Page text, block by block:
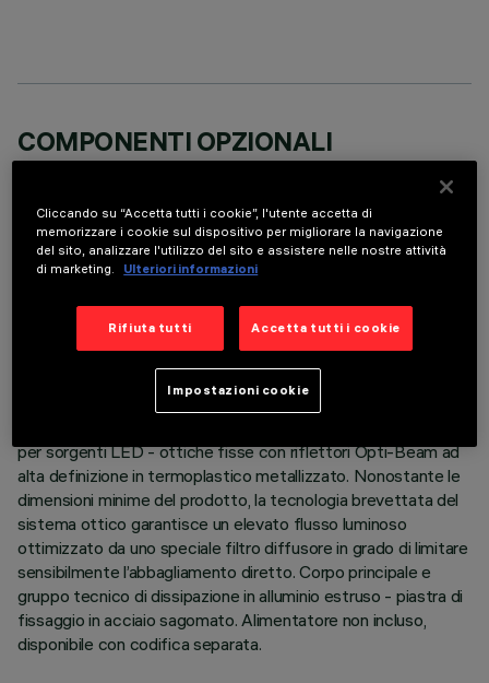
COMPONENTI OPZIONALI
DATI TECNICI
ULTIMO AGGIORNAMENTO: 05/08/2026
per sorgenti LED - ottiche fisse con riflettori Opti-Beam ad
alta definizione in termoplastico metallizzato. Nonostante le
dimensioni minime del prodotto, la tecnologia brevettata del
sistema ottico garantisce un elevato flusso luminoso
ottimizzato da uno speciale filtro diffusore in grado di limitare
sensibilmente l’abbagliamento diretto. Corpo principale e
gruppo tecnico di dissipazione in alluminio estruso - piastra di
fissaggio in acciaio sagomato. Alimentatore non incluso,
disponibile con codifica separata.
Cliccando su “Accetta tutti i cookie”, l'utente accetta di
memorizzare i cookie sul dispositivo per migliorare la navigazione
del sito, analizzare l'utilizzo del sito e assistere nelle nostre attività
di marketing.
Ulteriori informazioni
Rifiuta tutti Accetta tutti i cookie
Impostazioni cookie